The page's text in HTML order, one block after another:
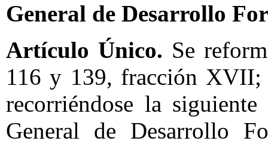
General de Desarrollo
Artículo Único. Se
116 y 139, fracción
recorriéndose la
General de Desarrollo